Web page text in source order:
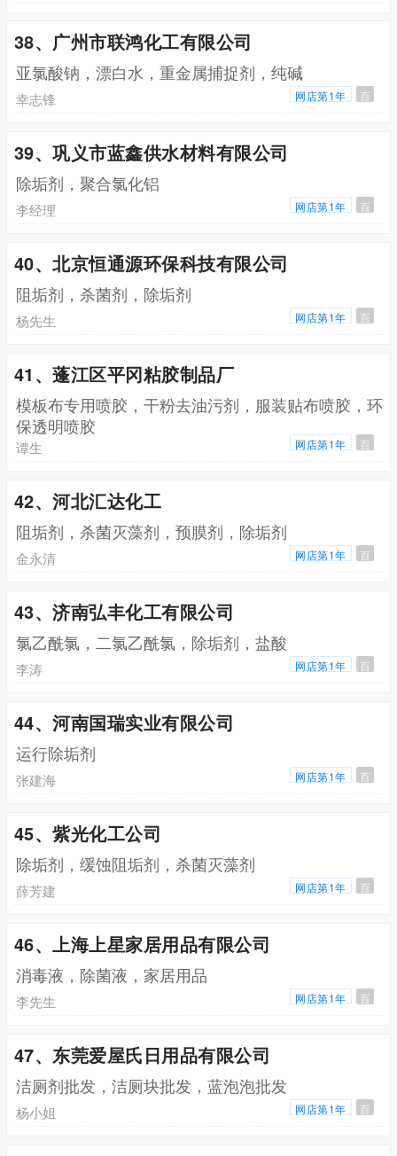
38、广州市联鸿化工有限公司
亚氯酸钠，漂白水，重金属捕捉剂，纯碱
幸志锋 网店第1年 百
39、巩义市蓝鑫供水材料有限公司
除垢剂，聚合氯化铝
李经理 网店第1年 百
40、北京恒通源环保科技有限公司
阻垢剂，杀菌剂，除垢剂
杨先生 网店第1年 百
41、蓬江区平冈粘胶制品厂
模板布专用喷胶，干粉去油污剂，服装贴布喷胶，环
保透明喷胶
谭生 网店第1年 百
42、河北汇达化工
阻垢剂，杀菌灭藻剂，预膜剂，除垢剂
金永清 网店第1年 百
43、济南弘丰化工有限公司
氯乙酰氯，二氯乙酰氯，除垢剂，盐酸
李涛 网店第1年 百
44、河南国瑞实业有限公司
运行除垢剂
张建海 网店第1年 百
45、紫光化工公司
除垢剂，缓蚀阻垢剂，杀菌灭藻剂
薛芳建 网店第1年 百
46、上海上星家居用品有限公司
消毒液，除菌液，家居用品
李先生 网店第1年 百
47、东莞爱屋氏日用品有限公司
洁厕剂批发，洁厕块批发，蓝泡泡批发
杨小姐 网店第1年 百